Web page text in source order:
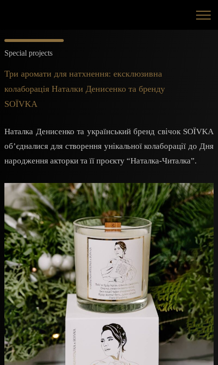
Special projects
Три аромати для натхнення: ексклюзивна
колаборація Наталки Денисенко та бренду
SOЇVKA
Наталка Денисенко та український бренд свічок SOЇVKA
об’єдналися для створення унікальної колаборації до Дня
народження акторки та її проєкту “Наталка-Читалка”.